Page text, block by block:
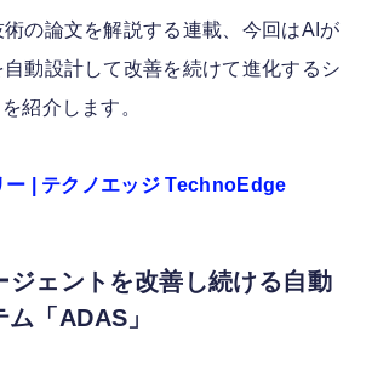
の論文を解説する連載、今回はAIが
動設計して改善を続けて進化するシ
紹介します。
ー | テクノエッジ TechnoEdge
ジェントを改善し続ける自動
「ADAS」